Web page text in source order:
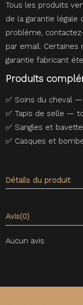
Tous les produits
de la garantie légale
problème,
par email.
garantie fabricant
Produits
✅ Soins du cheval
✅Tapis de selle —
✅ Sangles et
✅ Casques et
Détails du produit
Avis(0)
Aucun avis